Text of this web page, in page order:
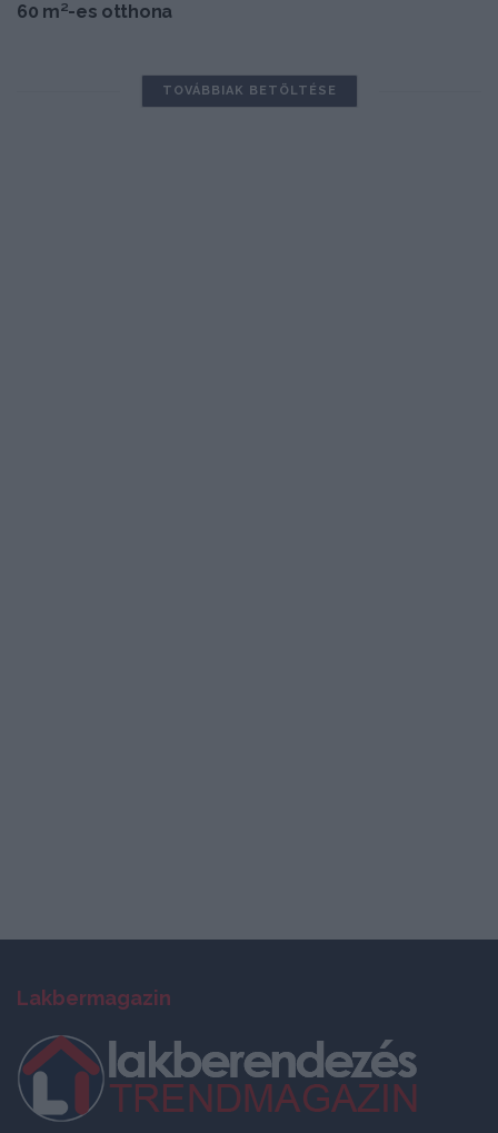
60 m²-es otthona
TOVÁBBIAK BETÖLTÉSE
Lakbermagazin